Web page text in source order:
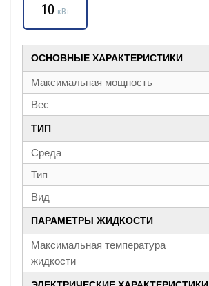
10 кВт
ОСНОВНЫЕ ХАРАКТЕРИСТИКИ
Максимальная мощность
Вес
ТИП
Среда
Тип
Вид
ПАРАМЕТРЫ ЖИДКОСТИ
Максимальная температура
жидкости